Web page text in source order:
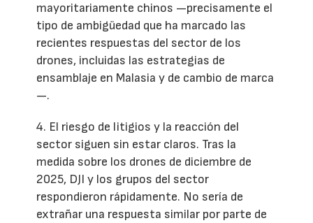
mayoritariamente chinos —precisamente el
tipo de ambigüedad que ha marcado las
recientes respuestas del sector de los
drones, incluidas las estrategias de
ensamblaje en Malasia y de cambio de marca
—.
4. El riesgo de litigios y la reacción del
sector siguen sin estar claros. Tras la
medida sobre los drones de diciembre de
2025, DJI y los grupos del sector
respondieron rápidamente. No sería de
extrañar una respuesta similar por parte de